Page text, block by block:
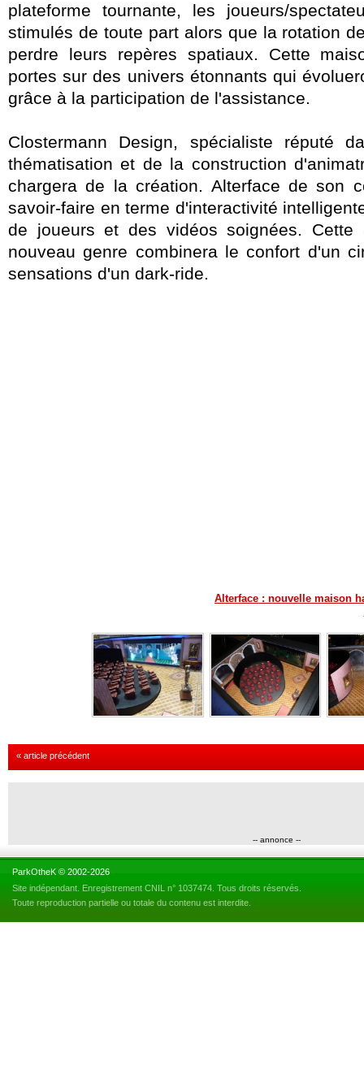
plateforme tournante, les joueurs/
stimulés de toute part alors que la rotation
perdre leurs repères spatiaux. Cette
portes sur des univers étonnants qui
grâce à la participation de l'assistance.
Clostermann Design, spécialiste réputé
thématisation et de la construction
chargera de la création. Alterface de son
savoir-faire en terme d'interactivité
de joueurs et des vidéos soignées. Cette
nouveau genre combinera le confort d'un
sensations d'un dark-ride.
Alterface : nouvelle maison
« article précédent
-- annonce --
ParkOtheK © 2002-2026
Site indépendant. Enregistrement CNIL n° 1037474. Tous droits réservés.
Toute reproduction partielle ou totale du contenu est interdite.